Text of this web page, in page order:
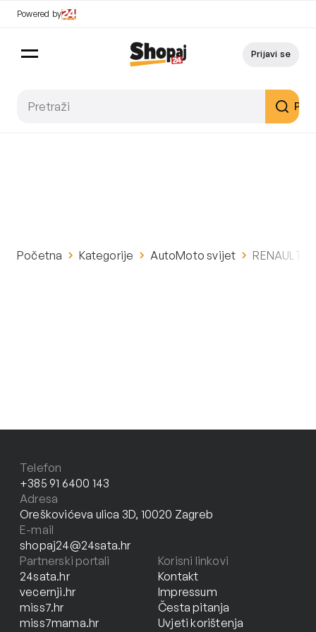
Powered by
Prijavi se
Početna Kategorije AutoMoto svijet RENAULT
Telefon
+385 91 6400 143
Adresa
Oreškovićeva ulica 3D, 10020 Zagreb
E-mail
shopaj24@24sata.hr
Partnerski portali
24sata.hr
vecernji.hr
miss7.hr
miss7mama.hr
Korisni linkovi
Kontakt
Impressum
Česta pitanja
Uvjeti korištenja